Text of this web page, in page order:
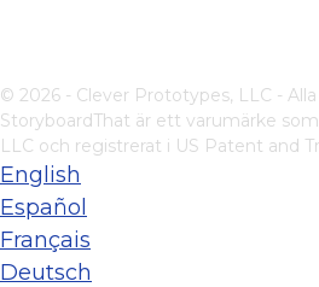
© 2026 - Clever Prototypes, LLC -
StoryboardThat är ett varumärke
LLC och registrerat i US Patent and
English
Español
Français
Deutsch